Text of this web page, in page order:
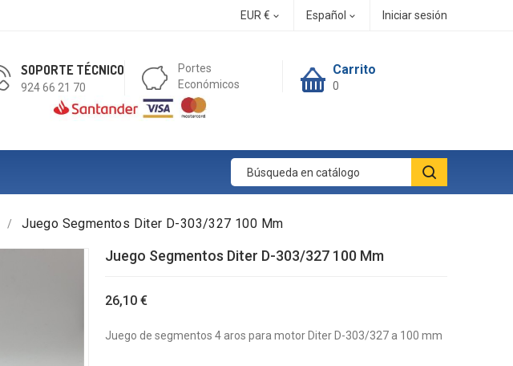
EUR €  Español  Iniciar sesión
Carrito
0
SOPORTE TÉCNICO
924 66 21 70
Portes
Económicos
Juego Segmentos Diter D-303/327 100 Mm
Juego Segmentos Diter D-303/327 100 Mm
26,10 €
Juego de segmentos 4 aros para motor Diter D-303/327 a 100 mm